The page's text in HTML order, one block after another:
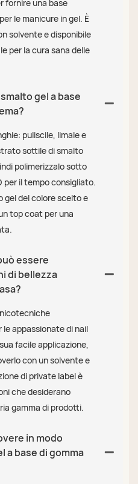
fornire una base
le manicure in gel. È
solvente e disponibile
per la cura sana delle
gel a base
puliscile, limale e
sottile di smalto
polimerizzalo sotto
per il tempo consigliato.
gel del colore scelto e
top coat per una
essere
di bellezza
appassionate di nail
facile applicazione,
con un solvente e
di private label è
che desiderano
gamma di prodotti.
in modo
a base di gomma